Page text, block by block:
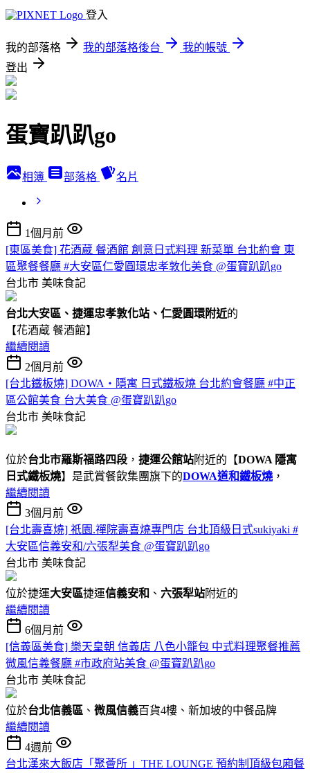
登入
我的部落格 我的部落格後台
我的帳號
登出
蛋寶趴趴go
相簿 部落格 名片
1個月前
[東區美食] 花酒蔵 餐酒館 創意日式料理 新菜單 台北約會 東
區聚餐餐廳 #大安區仁愛圓環忠孝敦化美食 @蛋寶趴趴go
台北市 美味食記
台北大安區、捷運忠孝敦化站、仁愛圓環附近的
【花酒蔵 餐酒館】
繼續閱讀
2個月前
[台北鐵板燒] DOWA・隱寓 日式鐵板燒 台北約會餐廳 #中正
區公館美食 台大美食 @蛋寶趴趴go
台北市 美味食記
位於台北市羅斯福路四段 ， 捷運公館站附近的【DOWA 隱寓
日式鐵板燒】是武賞餐飲集團旗下的DOWA道和鐵板燒 ，
繼續閱讀
3個月前
[台北壽喜燒] 祇園.禪院壽喜燒專門店 台北頂級日式sukiyaki #
大安區信義安和/六張犁美食 @蛋寶趴趴go
台北市 美味食記
位於捷運大安區捷運信義安和 、 六張犁站附近的
繼續閱讀
6個月前
[信義區美食] 樂天皇朝 信義店 八色小籠包 中式料理聚餐推薦
微風信義餐廳 #市政府站美食 @蛋寶趴趴go
台北市 美味食記
位於台北信義區 、 微風信義百貨4樓、新加坡的中餐品牌
繼續閱讀
4週前
台北漢來大飯店「聚薈所 」THE LOUNGE 預約制頂級包廂餐